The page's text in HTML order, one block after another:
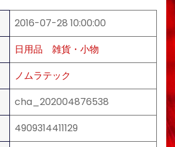
2016-07-28 10:00:00
日用品
雑貨・小物
ノムラテック
cha_202004876538
4909314411129